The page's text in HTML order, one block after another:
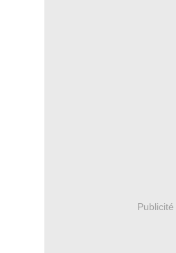
Publicité